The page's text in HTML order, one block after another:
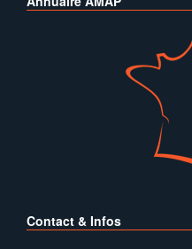
Contact & Infos